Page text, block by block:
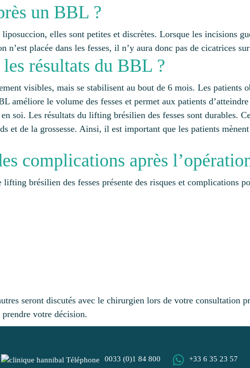
un BBL ?
elles sont petites et discrètes. Lorsque les incisions
placée dans les fesses, il n’y aura donc pas de cicatrices
résultats du BBL ?
visibles, mais se stabilisent au bout de 6 mois. Les patients
améliore le volume des fesses et permet aux patients
soi. Les résultats du lifting brésilien des fesses sont durables.
et de la grossesse. Ainsi, il est important que les patients
complications après
brésilien des fesses présente des risques et complications
seront discutés avec le chirurgien lors de votre consultation
votre décision.
0033 (0)1 84 800 +33 6 35 23 57